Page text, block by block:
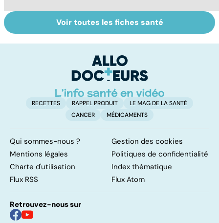
Narcolepsie : des
crises de
Bien dormir,
mais... sans
Voir toutes les fiches santé
RECETTES RAPPEL PRODUIT
LE MAG DE LA SANTÉ
CANCER
MÉDICAMENTS
Qui sommes-nous ?
Gestion des cookies
Mentions légales
Politiques de confidentialité
Charte d'utilisation
Index thématique
Flux RSS
Flux Atom
Retrouvez-nous sur